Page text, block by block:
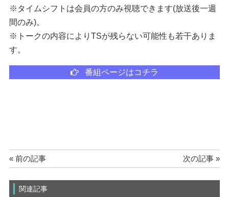
※タイムシフトは会員の方のみ視聴できます(放送後一週
間のみ)。
※トークの内容によりTSが残らない可能性も若干ありま
す。
番組ページはコチラ
« 前の記事 次の記事 »
関連記事